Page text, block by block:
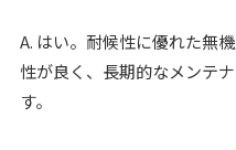
A. はい。耐候性に優れた無
性が良く、長期的なメンテ
す。